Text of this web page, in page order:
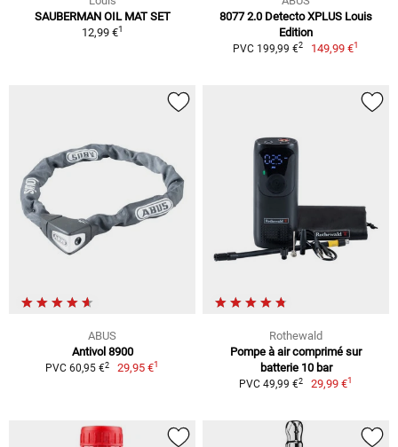
SAUBERMAN OIL MAT SET
12,99 €1
8077 2.0 Detecto XPLUS Louis
Edition
PVC 199,99 €2 149,99 €1
ABUS
Antivol 8900
PVC 60,95 €2 29,95 €1
Rothewald
Pompe à air comprimé sur
batterie 10 bar
PVC 49,99 €2 29,99 €1